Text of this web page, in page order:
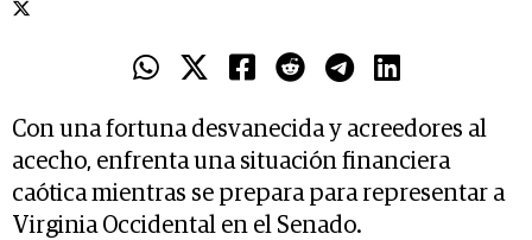
Con una fortuna desvanecida y acreedores al
acecho, enfrenta una situación financiera
caótica mientras se prepara para representar a
Virginia Occidental en el Senado.